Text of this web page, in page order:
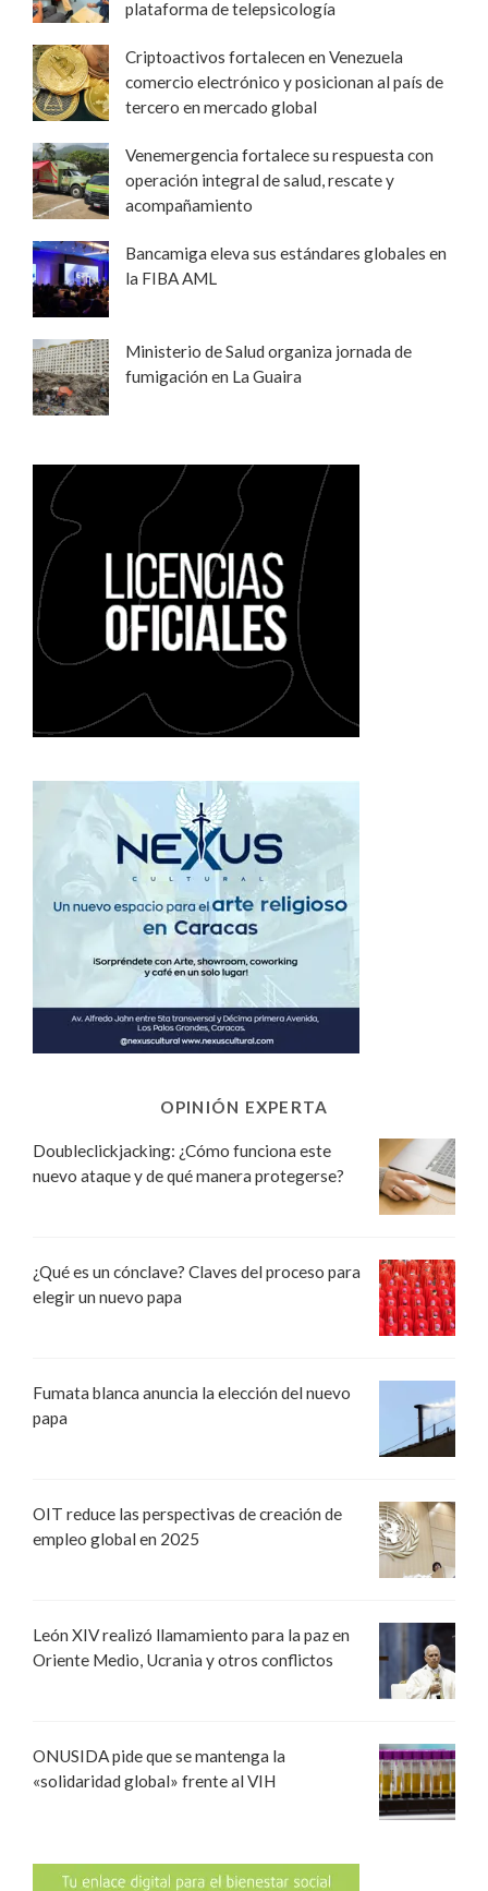
plataforma de telepsicología
Criptoactivos fortalecen en Venezuela
comercio electrónico y posicionan al país de
tercero en mercado global
Venemergencia fortalece su respuesta con
operación integral de salud, rescate y
acompañamiento
Bancamiga eleva sus estándares globales en
la FIBA AML
Ministerio de Salud organiza jornada de
fumigación en La Guaira
OPINIÓN EXPERTA
Doubleclickjacking: ¿Cómo funciona este
nuevo ataque y de qué manera protegerse?
¿Qué es un cónclave? Claves del proceso para
elegir un nuevo papa
Fumata blanca anuncia la elección del nuevo
papa
OIT reduce las perspectivas de creación de
empleo global en 2025
León XIV realizó llamamiento para la paz en
Oriente Medio, Ucrania y otros conflictos
ONUSIDA pide que se mantenga la
«solidaridad global» frente al VIH